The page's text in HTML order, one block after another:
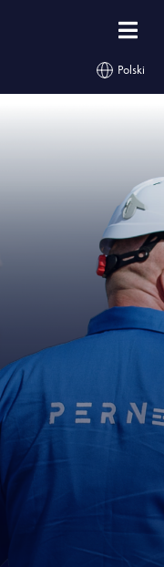
Polski
Przemysłowego